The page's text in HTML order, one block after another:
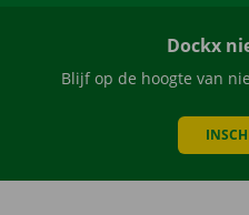
Dockx
Blijf op de hoogte van